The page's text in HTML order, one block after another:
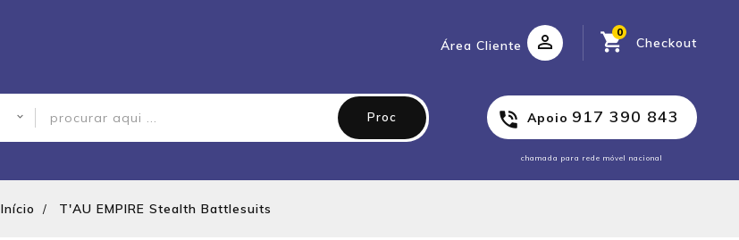
Checkout
0
Área Cliente
Apoio 917 390 843
chamada para rede móvel nacional
Proc
Início T'AU EMPIRE Stealth Battlesuits